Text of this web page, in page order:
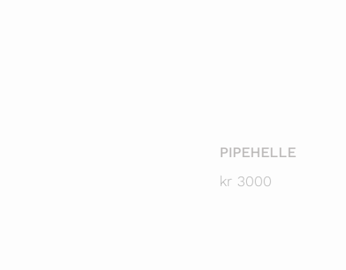
PIPEHELLE
kr 3000